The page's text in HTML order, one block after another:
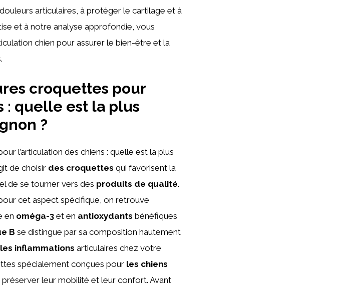
articulaires, à protéger le cartilage et à
et à notre analyse approfondie, vous
chien pour assurer le bien-être et la
croquettes pour
: quelle est la plus
?
l’articulation des chiens : quelle est la plus
de choisir des croquettes qui favorisent la
de se tourner vers des produits de qualité.
cet aspect spécifique, on retrouve
en oméga-3 et en antioxydants bénéfiques
B se distingue par sa composition hautement
inflammations articulaires chez votre
spécialement conçues pour les chiens
leur mobilité et leur confort. Avant